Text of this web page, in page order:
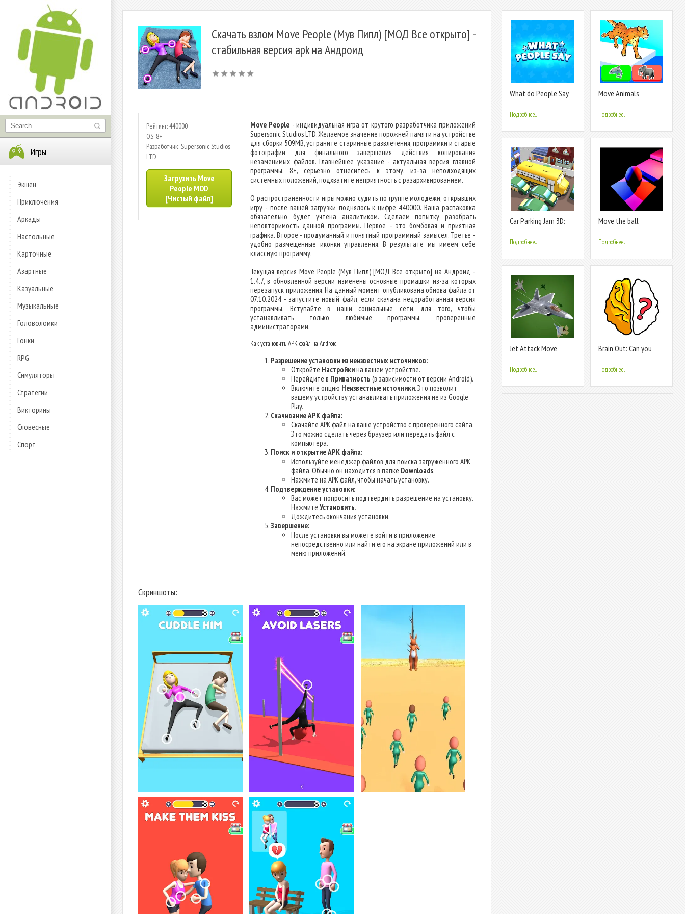
Игры
Экшен
Приключения
Аркады
Настольные
Карточные
Азартные
Казуальные
Музыкальные
Головоломки
Гонки
RPG
Симуляторы
Стратегии
Викторины
Словесные
Спорт
Скачать взлом Move People (Мув Пипл) [МОД Все открыто] -
стабильная версия apk на Андроид
Рейтинг: 440000
OS: 8+
Разработчик: Supersonic Studios
LTD
Загрузить Move
People MOD
[Чистый файл]
Move People - индивидуальная игра от крутого разработчика приложений
Supersonic Studios LTD. Желаемое значение порожней памяти на устройстве
для сборки 509MB, устраните старинные развлечения, программки и старые
фотографии для финального завершения действия копирования
незаменимых файлов. Главнейшее указание - актуальная версия главной
программы. 8+, серьезно отнеситесь к этому, из-за неподходящих
системных положений, подхватите неприятность с разархивированием.
О распространенности игры можно судить по группе молодежи, открывших
игру - после вашей загрузки поднялось к цифре 440000. Ваша распаковка
обязательно будет учтена аналитиком. Сделаем попытку разобрать
неповторимость данной программы. Первое - это бомбовая и приятная
графика. Второе - продуманный и понятный программный замысел. Третье -
удобно размещенные иконки управления. В результате мы имеем себе
классную программу.
Текущая версия Move People (Мув Пипл) [МОД Все открыто] на Андроид -
1.4.7, в обновленной версии изменены основные промашки из-за которых
перезапуск приложения. На данный момент опубликована обнова файла от
07.10.2024 - запустите новый файл, если скачана недоработанная версия
программы. Вступайте в наши социальные сети, для того, чтобы
устанавливать только любимые программы, проверенные
администраторами.
Как установить APK файл на Android
Разрешение установки из неизвестных источников:
Откройте Настройкина вашем устройстве.
Перейдите в Приватность (в зависимости от версии Android).
Включите опцию Неизвестные источники. Это позволит
вашему устройству устанавливать приложения не из Google
Play.
Скачивание APK файла:
Скачайте APK файл на ваше устройство с проверенного сайта.
Это можно сделать через браузер или передать файл с
компьютера.
Поиск и открытие APK файла:
Используйте менеджер файлов для поиска загруженного APK
файла. Обычно он находится в папке Downloads.
Нажмите на APK файл, чтобы начать установку.
Подтверждение установки:
Вас может попросить подтвердить разрешение на установку.
Нажмите Установить.
Дождитесь окончания установки.
Завершение:
После установки вы можете войти в приложение
непосредственно или найти его на экране приложений или в
меню приложений.
Скриншоты:
What do People Say
Подробнее...
Move Animals
Подробнее...
Car Parking Jam 3D:
Подробнее...
Move the ball
Подробнее...
Jet Attack Move
Подробнее...
Brain Out: Can you
Подробнее...